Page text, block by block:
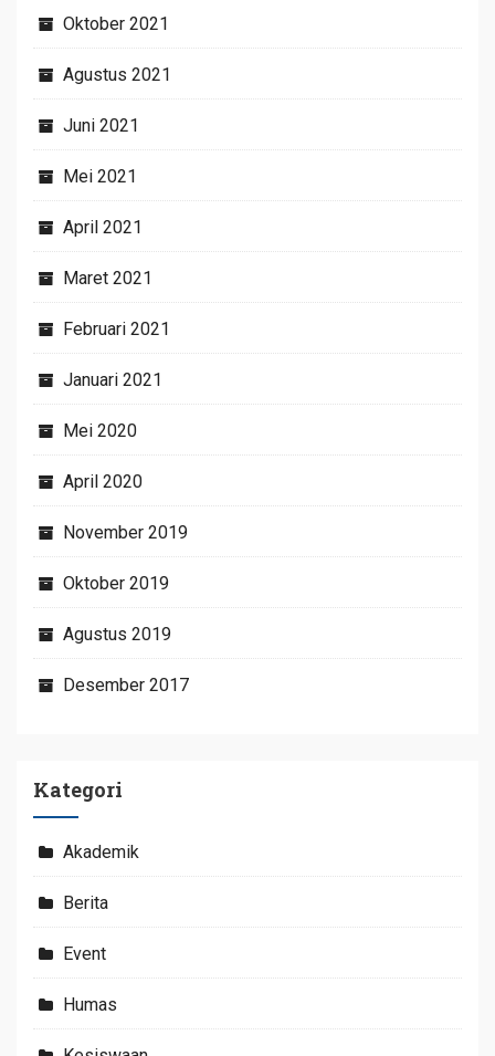
Oktober 2021
Agustus 2021
Juni 2021
Mei 2021
April 2021
Maret 2021
Februari 2021
Januari 2021
Mei 2020
April 2020
November 2019
Oktober 2019
Agustus 2019
Desember 2017
Kategori
Akademik
Berita
Event
Humas